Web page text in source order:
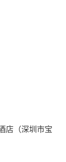
店（深圳市宝